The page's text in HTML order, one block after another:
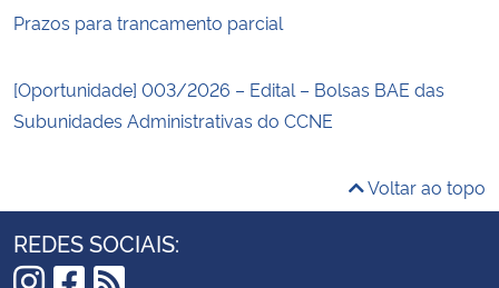
Prazos para trancamento parcial
[Oportunidade] 003/2026 – Edital – Bolsas BAE das
Subunidades Administrativas do CCNE
Voltar ao topo
REDES SOCIAIS: